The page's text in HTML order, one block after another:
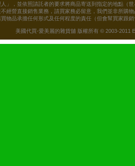
」，並依照請託者的要求將商品寄送到指定的地點（
經營直接銷售業務，請買家務必留意，我們並非所購
物品承擔任何形式及任何程度的責任（但會幫買家跟
美國代買-愛美麗的雜貨舖 版權所有 © 2003-2011